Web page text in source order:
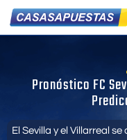
Pronóstico FC
El Sevilla y el Villarreal